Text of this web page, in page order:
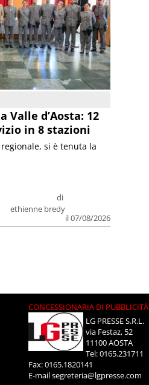
Valle d’Aosta: 12
in 8 stazioni
di
ethienne bredy
il 07/08/2026
si è tenuta la
CONCESSIONARIA DI PUBBLICITÀ
LG PRESSE S.R.L.
via Festaz, 52
11100 AOSTA
Tel: 0165.231711
Fax: 0165.1820141
E-mailsegreteria@lgpresse.com